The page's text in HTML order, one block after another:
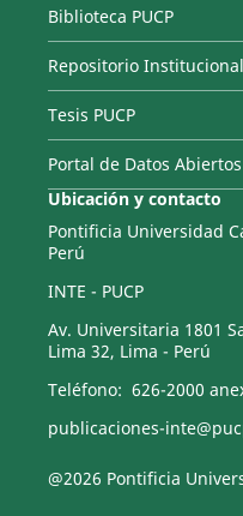
Biblioteca PUCP
Repositorio Institucional
Tesis PUCP
Portal de Datos Abiertos
Ubicación y contacto
Pontificia Universidad
Perú
INTE - PUCP
Av. Universitaria 1801
Lima 32, Lima - Perú
Teléfono: 626-2000
publicaciones-
@2026 Pontificia